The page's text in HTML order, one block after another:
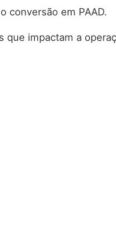
conversão em PAAD.
impactam a